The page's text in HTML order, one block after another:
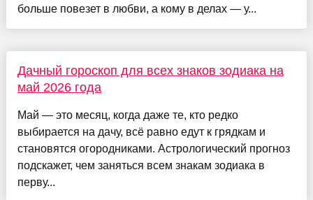
больше повезет в любви, а кому в делах — у...
Дачный гороскоп для всех знаков зодиака на
май 2026 года
Май — это месяц, когда даже те, кто редко
выбирается на дачу, всё равно едут к грядкам и
становятся огородниками. Астрологический прогноз
подскажет, чем заняться всем знакам зодиака в
перву...